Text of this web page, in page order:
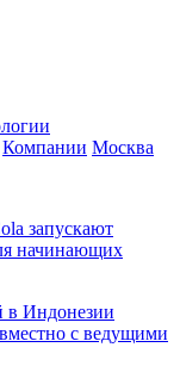
Компании Москва
запускают
начинающих
в Индонезии
с ведущими